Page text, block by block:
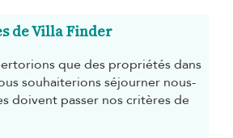
de Villa Finder
que des propriétés dans
souhaiterions séjourner nous-
doivent passer nos critères de